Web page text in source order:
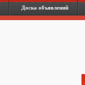
Доска объявлений